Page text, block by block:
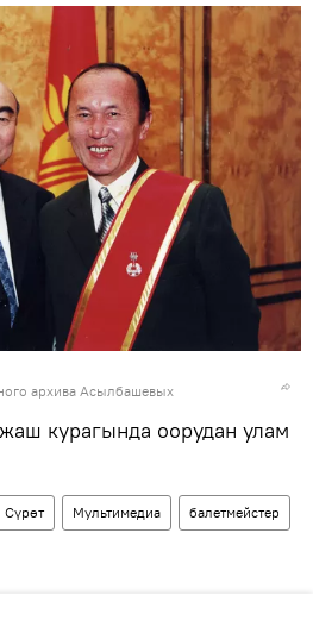
архива Асылбашевых
курагында оорудан улам
Сүрөт Мультимедиа балетмейстер